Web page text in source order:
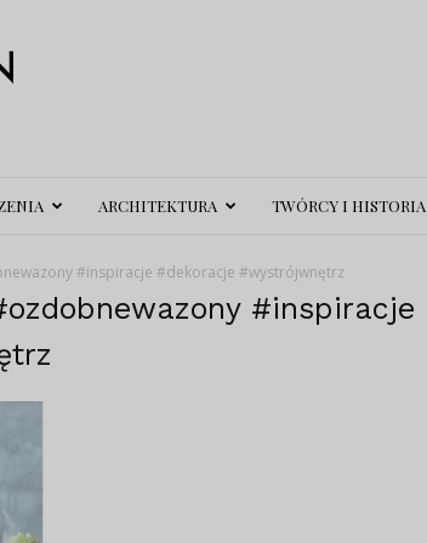
ARCHITEKTURA TWÓRCY I HISTORIA
#inspiracje #dekoracje #wystrójwnętrz
#inspiracje